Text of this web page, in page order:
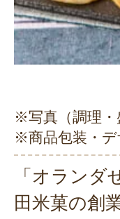
※写真（調理・
※商品包装・
「オランダ
田米菓の創